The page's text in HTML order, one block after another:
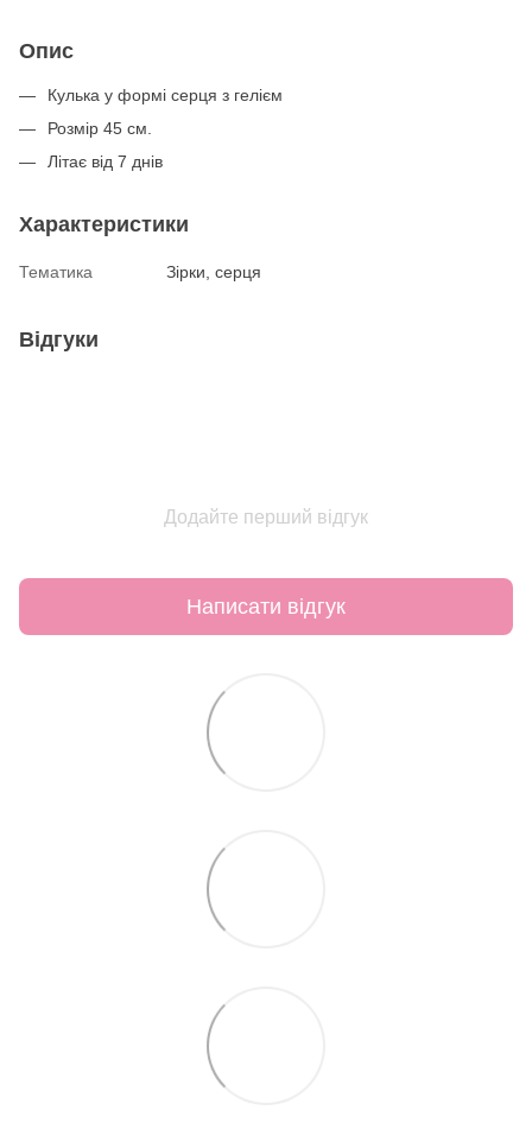
Опис
Кулька у формі серця з гелієм
Розмір 45 см.
Літає від 7 днів
Характеристики
Тематика Зірки, серця
Відгуки
Додайте перший відгук
Написати відгук